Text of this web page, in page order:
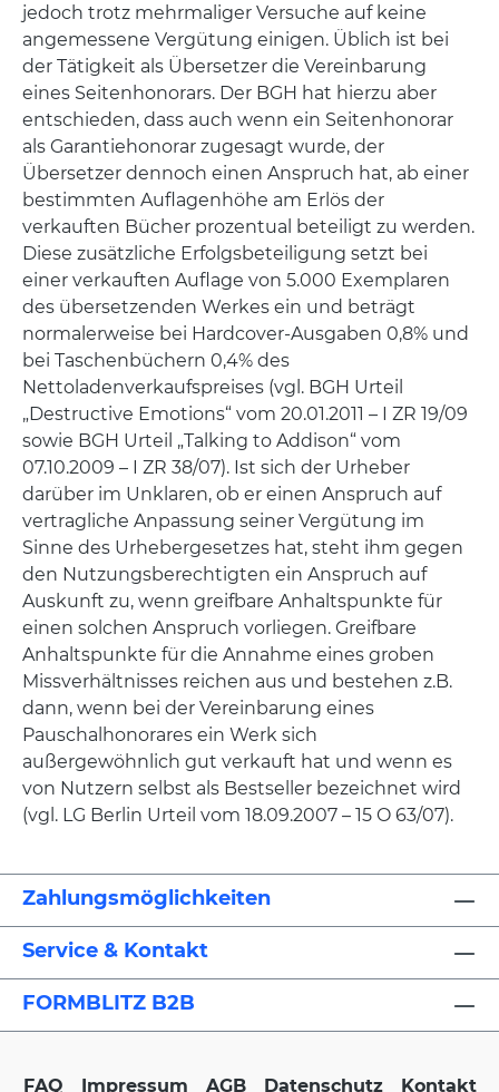
jedoch trotz mehrmaliger Versuche auf keine
angemessene Vergütung einigen. Üblich ist bei
der Tätigkeit als Übersetzer die Vereinbarung
eines Seitenhonorars. Der BGH hat hierzu aber
entschieden, dass auch wenn ein Seitenhonorar
als Garantiehonorar zugesagt wurde, der
Übersetzer dennoch einen Anspruch hat, ab einer
bestimmten Auflagenhöhe am Erlös der
verkauften Bücher prozentual beteiligt zu werden.
Diese zusätzliche Erfolgsbeteiligung setzt bei
einer verkauften Auflage von 5.000 Exemplaren
des übersetzenden Werkes ein und beträgt
normalerweise bei Hardcover-Ausgaben 0,8% und
bei Taschenbüchern 0,4% des
Nettoladenverkaufspreises (vgl. BGH Urteil
„Destructive Emotions“ vom 20.01.2011 – I ZR 19/09
sowie BGH Urteil „Talking to Addison“ vom
07.10.2009 – I ZR 38/07). Ist sich der Urheber
darüber im Unklaren, ob er einen Anspruch auf
vertragliche Anpassung seiner Vergütung im
Sinne des Urhebergesetzes hat, steht ihm gegen
den Nutzungsberechtigten ein Anspruch auf
Auskunft zu, wenn greifbare Anhaltspunkte für
einen solchen Anspruch vorliegen. Greifbare
Anhaltspunkte für die Annahme eines groben
Missverhältnisses reichen aus und bestehen z.B.
dann, wenn bei der Vereinbarung eines
Pauschalhonorares ein Werk sich
außergewöhnlich gut verkauft hat und wenn es
von Nutzern selbst als Bestseller bezeichnet wird
(vgl. LG Berlin Urteil vom 18.09.2007 – 15 O 63/07).
Zahlungsmöglichkeiten
Service & Kontakt
FORMBLITZ B2B
FAQ Impressum AGB Datenschutz Kontakt